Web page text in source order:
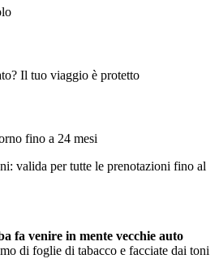
Il tuo viaggio è protetto
fino a 24 mesi
valida per tutte le prenotazioni fino al
fa venire in mente vecchie auto
di foglie di tabacco e facciate dai toni